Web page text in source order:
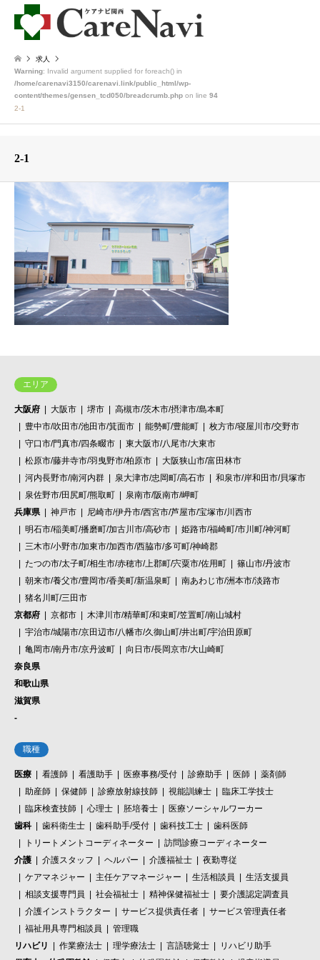
求人
Warning: Invalid argument supplied for foreach() in
/home/carenavi3150/carenavi.link/public_html/wp-
content/themes/gensen_tcd050/breadcrumb.php on line 94
2-1
2-1
エリア
大阪府 大阪市 堺市
高槻市/茨木市/摂津市/島本町
豊中市/吹田市/池田市/箕面市
能勢町/豊能町
枚方市/寝屋川市/交野市
守口市/門真市/四条畷市
東大阪市/八尾市/大東市
松原市/藤井寺市/羽曳野市/柏原市
大阪狭山市/富田林市
河内長野市/南河内群
泉大津市/忠岡町/高石市
和泉市/岸和田市/貝塚市
泉佐野市/田尻町/熊取町
泉南市/阪南市/岬町
兵庫県
神戸市
尼崎市/伊丹市/西宮市/芦屋市/宝塚市/川西市
明石市/稲美町/播磨町/加古川市/高砂市
姫路市/福崎町/市川町/神河町
三木市/小野市/加東市/加西市/西脇市/多可町/神崎郡
たつの市/太子町/相生市/赤穂市/上郡町/宍粟市/佐用町
篠山市/丹波市
朝来市/養父市/豊岡市/香美町/新温泉町
南あわじ市/洲本市/淡路市
猪名川町/三田市
京都府
京都市
木津川市/精華町/和束町/笠置町/南山城村
宇治市/城陽市/京田辺市/八幡市/久御山町/井出町/宇治田原町
亀岡市/南丹市/京丹波町
向日市/長岡京市/大山崎町
奈良県
和歌山県
滋賀県
-
職種
医療 看護師 看護助手 医療事務/受付 診療助手 医師
薬剤師
助産師
保健師 診療放射線技師 視能訓練士
臨床工学技士
臨床検査技師
心理士 胚培養士
医療ソーシャルワーカー
歯科
歯科衛生士 歯科助手/受付 歯科技工士
歯科医師
トリートメントコーディネーター
訪問診療コーディネーター
介護
介護スタッフ ヘルパー 介護福祉士
夜勤専従
ケアマネジャー
主任ケアマネージャー 生活相談員
生活支援員
相談支援専門員
社会福祉士 精神保健福祉士
要介護認定調査員
介護インストラクター
サービス提供責任者
サービス管理責任者
福祉用具専門相談員
管理職
リハビリ
作業療法士 理学療法士 言語聴覚士
リハビリ助手